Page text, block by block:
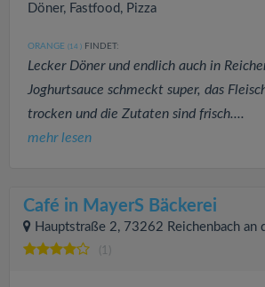
Döner, Fastfood, Pizza
ORANGE (14 ) FINDET:
Lecker Döner und endlich auch in
Joghurtsauce schmeckt super, das
trocken und die Zutaten sind frisch....
mehr lesen
Café in MayerS Bäckerei
Hauptstraße 2, 73262 Reichenbach an
(1)